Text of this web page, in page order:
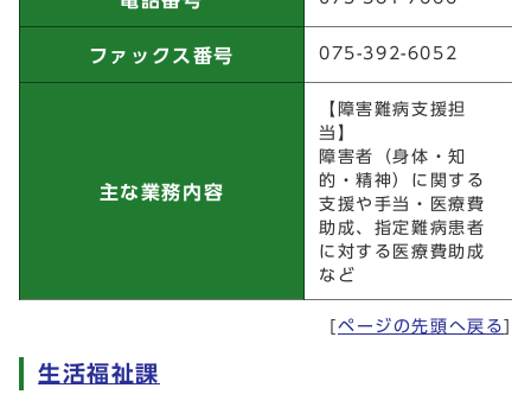
ファックス番号 075-392-6052
主な業務内容
【障害難病支援担
当】
障害者（身体・知
的・精神）に関する
支援や手当・医療費
助成、指定難病患者
に対する医療費助成
など
ページの先頭へ戻る
生活福祉課